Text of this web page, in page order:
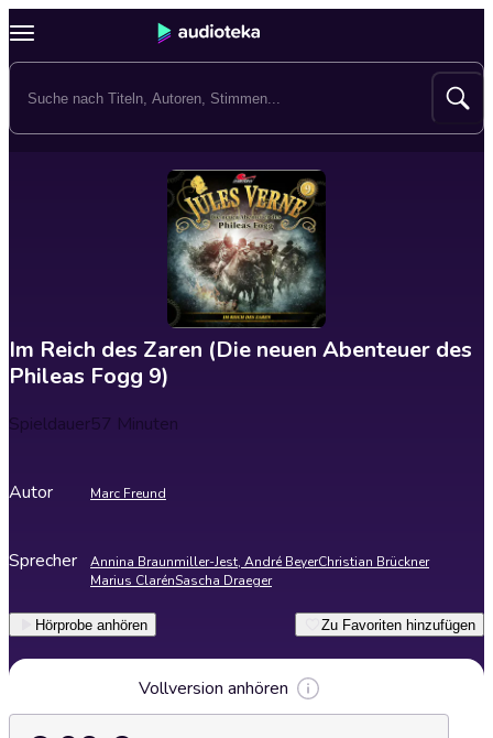
Im Reich des Zaren (Die neuen Abenteuer des
Phileas Fogg 9)
Spieldauer57 Minuten
Autor Marc Freund
Sprecher Annina Braunmiller-Jest, André BeyerChristian Brückner
Marius ClarénSascha Draeger
Hörprobe anhören Zu Favoriten hinzufügen
Vollversion anhören